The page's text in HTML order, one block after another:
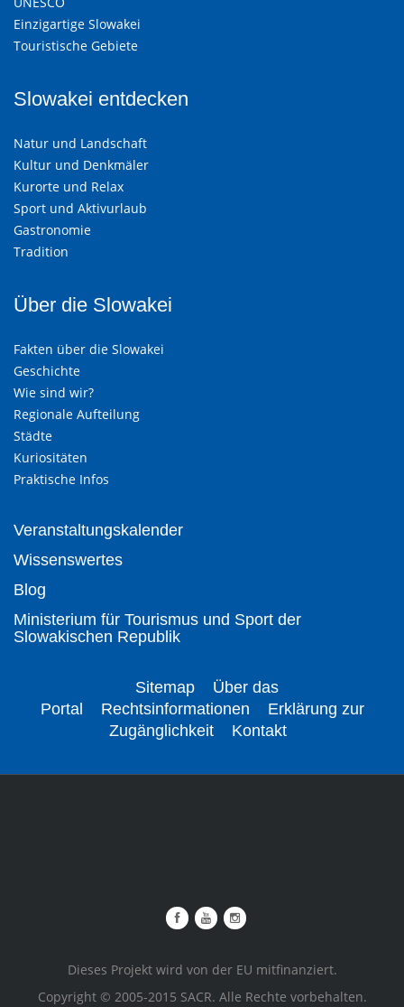
Einzigartige Slowakei
Touristische Gebiete
Slowakei entdecken
Natur und Landschaft
Kultur und Denkmäler
Kurorte und Relax
Sport und Aktivurlaub
Gastronomie
Tradition
Über die Slowakei
Fakten über die Slowakei
Geschichte
Wie sind wir?
Regionale Aufteilung
Städte
Kuriositäten
Praktische Infos
Veranstaltungskalender
Wissenswertes
Blog
Ministerium für Tourismus und Sport der
Slowakischen Republik
Sitemap
Über das
Portal
Rechtsinformationen
Erklärung zur
Zugänglichkeit
Kontakt
Dieses Projekt wird von der EU mitfinanziert.
Copyright © 2005-2015 SACR. Alle Rechte vorbehalten.